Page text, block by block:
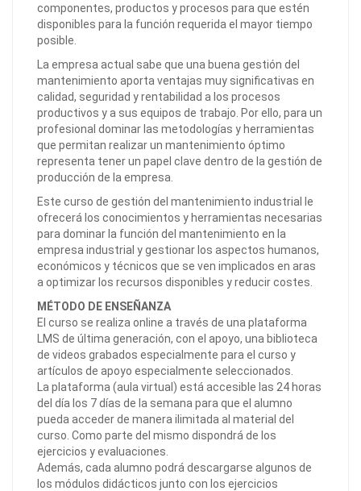
componentes, productos y procesos para que estén
disponibles para la función requerida el mayor tiempo
posible.
La empresa actual sabe que una buena gestión del
mantenimiento aporta ventajas muy significativas en
calidad, seguridad y rentabilidad a los procesos
productivos y a sus equipos de trabajo. Por ello, para un
profesional dominar las metodologías y herramientas
que permitan realizar un mantenimiento óptimo
representa tener un papel clave dentro de la gestión de
producción de la empresa.
Este curso de gestión del mantenimiento industrial le
ofrecerá los conocimientos y herramientas necesarias
para dominar la función del mantenimiento en la
empresa industrial y gestionar los aspectos humanos,
económicos y técnicos que se ven implicados en aras
a optimizar los recursos disponibles y reducir costes.
MÉTODO DE ENSEÑANZA
El curso se realiza online a través de una plataforma
LMS de última generación, con el apoyo, una biblioteca
de videos grabados especialmente para el curso y
artículos de apoyo especialmente seleccionados.
La plataforma (aula virtual) está accesible las 24 horas
del día los 7 días de la semana para que el alumno
pueda acceder de manera ilimitada al material del
curso. Como parte del mismo dispondrá de los
ejercicios y evaluaciones.
Además, cada alumno podrá descargarse algunos de
los módulos didácticos junto con los ejercicios